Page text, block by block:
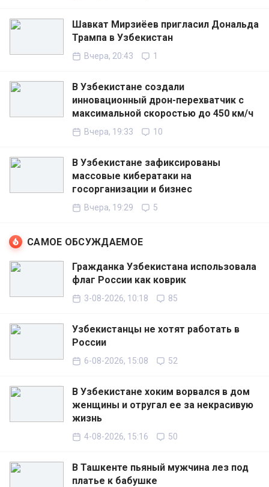
Шавкат Мирзиёев пригласил Дональда
Трампа в Узбекистан
Вчера, 20:43 1
В Узбекистане создали
инновационный дрон-перехватчик с
максимальной скоростью до 450 км/ч
Вчера, 19:33 10
В Узбекистане зафиксированы
массовые кибератаки на
госорганизации и бизнес
Вчера, 19:29 5
САМОЕ ОБСУЖДАЕМОЕ
Гражданка Узбекистана использовала
флаг России как коврик
3-08-2026, 10:18 85
Узбекистанцы не хотят работать в
России
6-08-2026, 15:08 52
В Узбекистане хоким ворвался в дом
женщины и отругал ее за некрасивую
жизнь
4-08-2026, 15:16 50
В Ташкенте пьяный мужчина лез под
платье к бабушке